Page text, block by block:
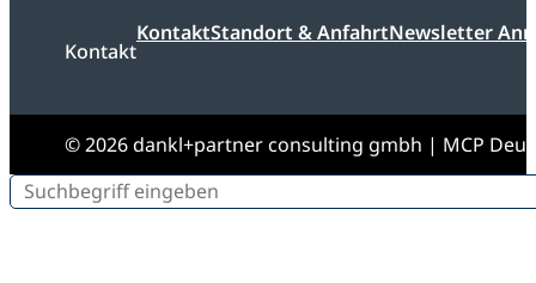
Kontakt
KontaktStandort & AnfahrtNewsletter
© 2026 dankl+partner consulting gmbh | MCP